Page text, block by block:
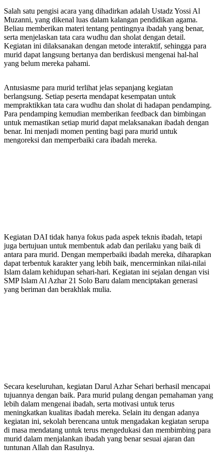
Salah satu pengisi acara yang dihadirkan adalah Ustadz Yossi Al
Muzanni, yang dikenal luas dalam kalangan pendidikan agama.
Beliau memberikan materi tentang pentingnya ibadah yang benar,
serta menjelaskan tata cara wudhu dan sholat dengan detail.
Kegiatan ini dilaksanakan dengan metode interaktif, sehingga para
murid dapat langsung bertanya dan berdiskusi mengenai hal-hal
yang belum mereka pahami.
Antusiasme para murid terlihat jelas sepanjang kegiatan
berlangsung. Setiap peserta mendapat kesempatan untuk
mempraktikkan tata cara wudhu dan sholat di hadapan pendamping.
Para pendamping kemudian memberikan feedback dan bimbingan
untuk memastikan setiap murid dapat melaksanakan ibadah dengan
benar. Ini menjadi momen penting bagi para murid untuk
mengoreksi dan memperbaiki cara ibadah mereka.
Kegiatan DAI tidak hanya fokus pada aspek teknis ibadah, tetapi
juga bertujuan untuk membentuk adab dan perilaku yang baik di
antara para murid. Dengan memperbaiki ibadah mereka, diharapkan
dapat terbentuk karakter yang lebih baik, mencerminkan nilai-nilai
Islam dalam kehidupan sehari-hari. Kegiatan ini sejalan dengan visi
SMP Islam Al Azhar 21 Solo Baru dalam menciptakan generasi
yang beriman dan berakhlak mulia.
Secara keseluruhan, kegiatan Darul Azhar Sehari berhasil mencapai
tujuannya dengan baik. Para murid pulang dengan pemahaman yang
lebih dalam mengenai ibadah, serta motivasi untuk terus
meningkatkan kualitas ibadah mereka. Selain itu dengan adanya
kegiatan ini, sekolah berencana untuk mengadakan kegiatan serupa
di masa mendatang untuk terus mengedukasi dan membimbing para
murid dalam menjalankan ibadah yang benar sesuai ajaran dan
tuntunan Allah dan Rasulnya.